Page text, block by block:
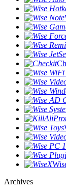
Archives